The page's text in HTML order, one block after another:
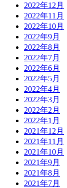
2022年12月
2022年11月
2022年10月
2022年9月
2022年8月
2022年7月
2022年6月
2022年5月
2022年4月
2022年3月
2022年2月
2022年1月
2021年12月
2021年11月
2021年10月
2021年9月
2021年8月
2021年7月